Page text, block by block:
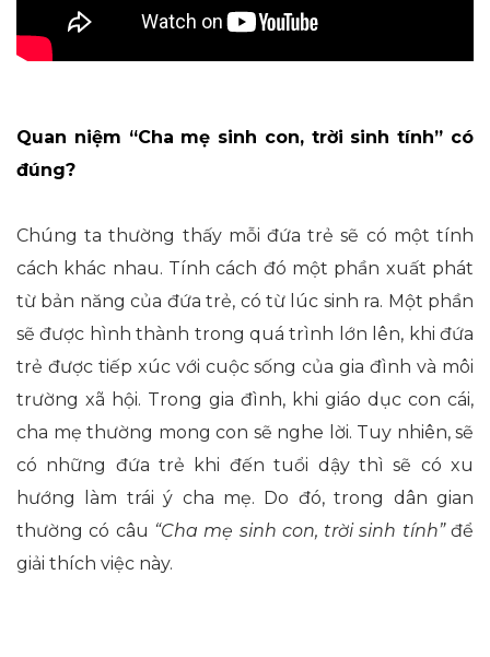
Quan niệm “Cha mẹ sinh con, trời sinh tính” có
đúng?
Chúng ta thường thấy mỗi đứa trẻ sẽ có một tính
cách khác nhau. Tính cách đó một phần xuất phát
từ bản năng của đứa trẻ, có từ lúc sinh ra. Một phần
sẽ được hình thành trong quá trình lớn lên, khi đứa
trẻ được tiếp xúc với cuộc sống của gia đình và môi
trường xã hội. Trong gia đình, khi giáo dục con cái,
cha mẹ thường mong con sẽ nghe lời. Tuy nhiên, sẽ
có những đứa trẻ khi đến tuổi dậy thì sẽ có xu
hướng làm trái ý cha mẹ. Do đó, trong dân gian
thường có câu “Cha mẹ sinh con, trời sinh tính”để
giải thích việc này.